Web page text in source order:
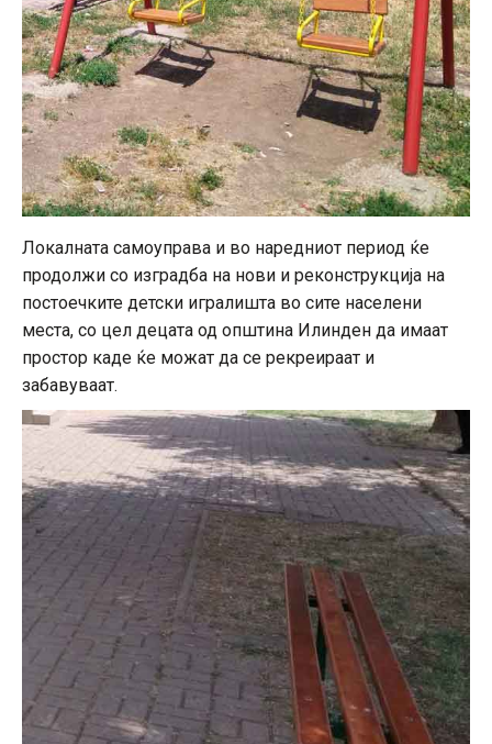
Локалната самоуправа и во наредниот период ќе
продолжи со изградба на нови и реконструкција на
постоечките детски игралишта во сите населени
места, со цел децата од општина Илинден да имаат
простор каде ќе можат да се рекреираат и
забавуваат.